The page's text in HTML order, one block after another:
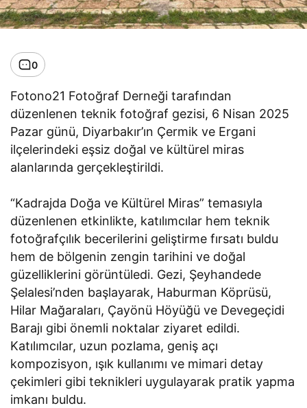
0
Fotono21 Fotoğraf Derneği tarafından
düzenlenen teknik fotoğraf gezisi, 6 Nisan 2025
Pazar günü, Diyarbakır’ın Çermik ve Ergani
ilçelerindeki eşsiz doğal ve kültürel miras
alanlarında gerçekleştirildi.
“Kadrajda Doğa ve Kültürel Miras” temasıyla
düzenlenen etkinlikte, katılımcılar hem teknik
fotoğrafçılık becerilerini geliştirme fırsatı buldu
hem de bölgenin zengin tarihini ve doğal
güzelliklerini görüntüledi. Gezi, Şeyhandede
Şelalesi’nden başlayarak, Haburman Köprüsü,
Hilar Mağaraları, Çayönü Höyüğü ve Devegeçidi
Barajı gibi önemli noktalar ziyaret edildi.
Katılımcılar, uzun pozlama, geniş açı
kompozisyon, ışık kullanımı ve mimari detay
çekimleri gibi teknikleri uygulayarak pratik yapma
imkanı buldu.